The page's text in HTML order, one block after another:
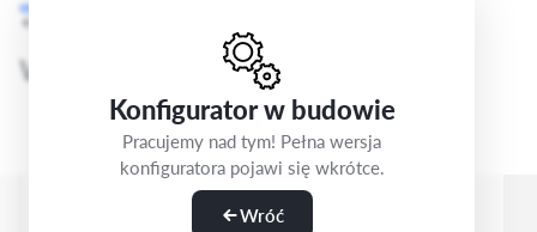
Konfigurator w budowie
Pracujemy nad tym! Pełna wersja
konfiguratora pojawi się wkrótce.
Wróć
Audi A1
S Line
Wybierz wnętrze